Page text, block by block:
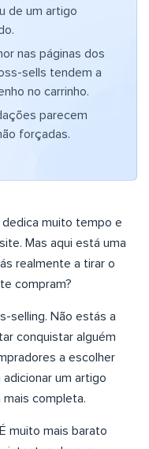
de um artigo
nas páginas dos
sells tendem a
no carrinho.
parecem
forçadas.
muito tempo e
Mas aqui está uma
realmente a tirar o
compram?
selling. Não estás a
conquistar alguém
a escolher
um artigo
mais completa.
muito mais barato